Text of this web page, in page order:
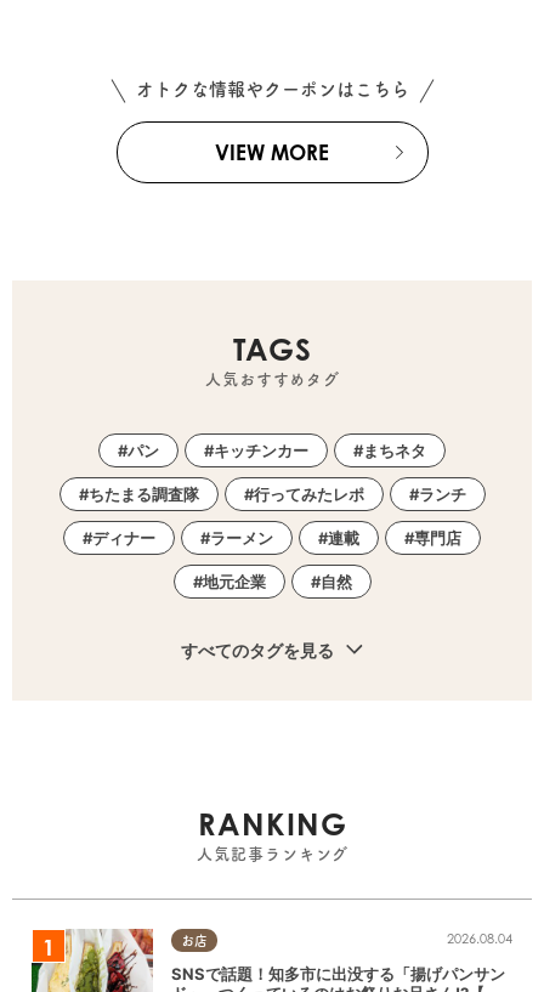
オトクな情報やクーポンはこちら
VIEW MORE
TAGS
人気おすすめタグ
パン キッチンカー まちネタ
ちたまる調査隊 行ってみたレポ ランチ
ディナー ラーメン 連載 専門店
地元企業 自然
すべてのタグを見る
RANKING
人気記事ランキング
お店 2026.08.04
SNSで話題！知多市に出没する「揚げパンサン